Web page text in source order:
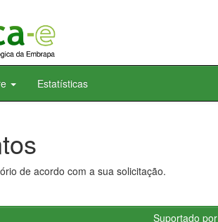
Estatísticas
de acordo com a sua solicitação.
Suportado por